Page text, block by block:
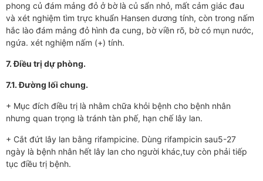
phong củ đám mảng đỏ ở bờ là củ sẩn nhỏ, mất cảm giác đau
và xét nghiệm tìm trực khuẩn Hansen dương tính, còn trong nấm
hắc lào đám mảng đỏ hình đa cung, bờ viền rõ, bờ có mụn nước,
ngứa. xét nghiệm nấm (+) tính.
7. Điều trị dự phòng.
7.1. Đường lối chung.
+ Mục đích điều trị là nhằm chữa khỏi bệnh cho bệnh nhân
nhưng quan trọng là tránh tàn phế, hạn chế lây lan.
+ Cắt đứt lây lan bằng rifampicine. Dùng rifampicin sau5-27
ngày là bệnh nhân hết lây lan cho người khác,tuy còn phải tiếp
tục điều trị bệnh.